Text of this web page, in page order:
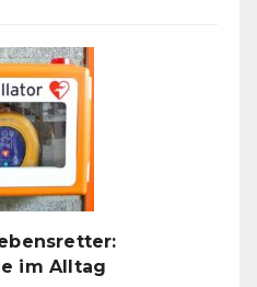
Rechner:
Von
Hardware
Online-
Tools
im Alltag